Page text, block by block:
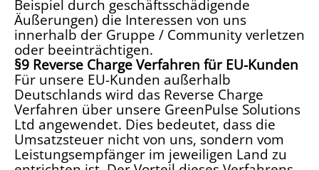
Beispiel durch geschäftsschädigende
Äußerungen) die Interessen von uns
innerhalb der Gruppe / Community verletzen
oder beeinträchtigen.
§9 Reverse Charge Verfahren für EU-Kunden
Für unsere EU-Kunden außerhalb
Deutschlands wird das Reverse Charge
Verfahren über unsere GreenPulse Solutions
Ltd angewendet. Dies bedeutet, dass die
Umsatzsteuer nicht von uns, sondern vom
Leistungsempfänger im jeweiligen Land zu